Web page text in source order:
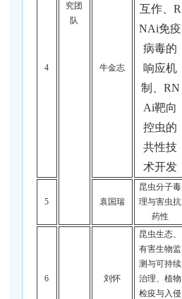
究团
队
4 牛金志
互作、R
NAi免疫
病毒的
响应机
制、RN
Ai靶向
控虫的
共性技
术开发
5 袁国瑞
昆虫分子毒
理与害虫抗
药性
6 刘怀
昆虫生态、
有害生物监
测与可持续
治理、植物
检疫与入侵